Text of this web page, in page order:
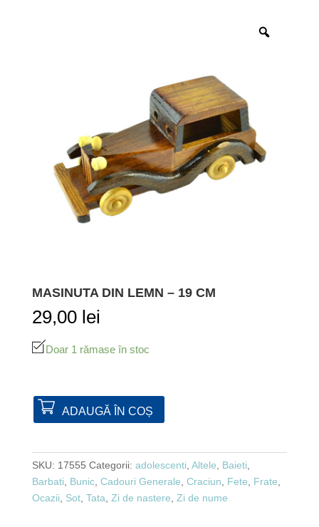
MASINUTA DIN LEMN – 19 CM
29,00 lei
Doar 1 rămase în stoc
ADAUGĂ ÎN COȘ
SKU: 17555 Categorii: adolescenti Altele Baieti
Barbati
Bunic, Cadouri Generale Craciun Fete Frate
Ocazii
Sot, Tata Zi de nastere Zi de nume